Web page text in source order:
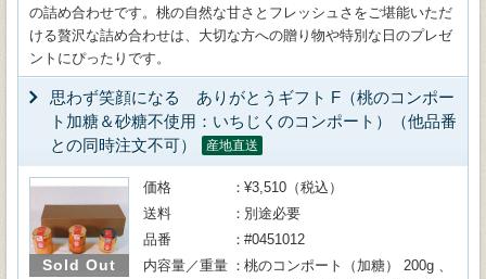
の詰め合わせです。桃の自然な甘さとフレッシュさをご堪能いただ
ける贅沢な詰め合わせは、大切な方への贈り物や特別な日のプレゼ
ントにぴったりです。
思わず笑顔になる ありがとうギフト F（桃のコンポー
ト加糖＆砂糖不使用：いちじくのコンポート）（他品番
との同時注文不可）
産地直送
Sold Out
価格
¥3,510（税込）
送料
別途必要
品番
#0451012
内容量／重量
桃のコンポート（加糖） 200g 、